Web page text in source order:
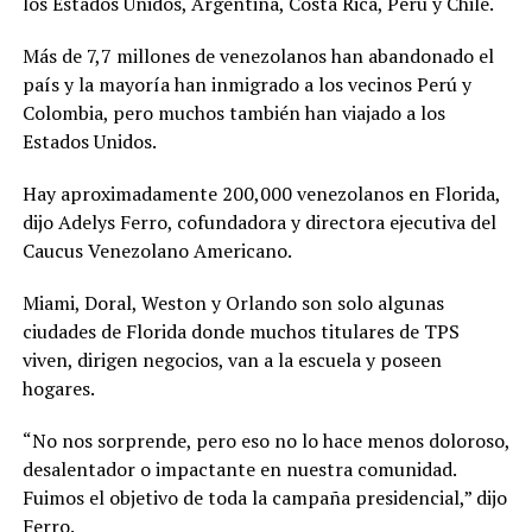
Más de 7,7 millones de venezolanos han abandonado el
país y la mayoría han inmigrado a los vecinos Perú y
Colombia, pero muchos también han viajado a los
Estados Unidos.
Hay aproximadamente 200,000 venezolanos en Florida,
dijo Adelys Ferro, cofundadora y directora ejecutiva del
Caucus Venezolano Americano.
Miami, Doral, Weston y Orlando son solo algunas
ciudades de Florida donde muchos titulares de TPS
viven, dirigen negocios, van a la escuela y poseen
hogares.
“No nos sorprende, pero eso no lo hace menos doloroso,
desalentador o impactante en nuestra comunidad.
Fuimos el objetivo de toda la campaña presidencial,” dijo
Ferro.